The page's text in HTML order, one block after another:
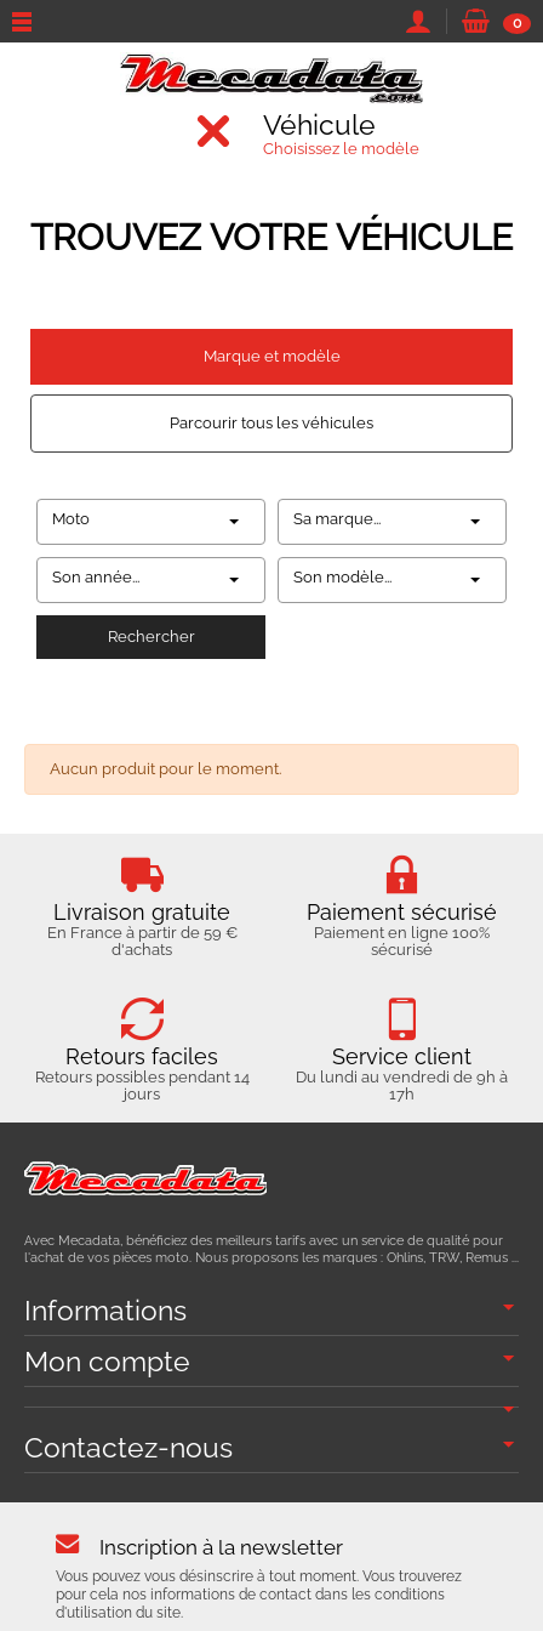
0
Véhicule
Choisissez le modèle
TROUVEZ VOTRE VÉHICULE
Marque et modèle
Parcourir tous les véhicules
Moto Sa marque...
Son année... Son modèle...
Rechercher
Aucun produit pour le moment.
Livraison gratuite
En France à partir de 59 €
d'achats
Paiement sécurisé
Paiement en ligne 100%
sécurisé
Retours faciles
Retours possibles pendant 14
jours
Service client
Du lundi au vendredi de 9h à
17h
Avec Mecadata, bénéficiez des meilleurs tarifs avec un service de qualité pour
l'achat de vos pièces moto. Nous proposons les marques : Ohlins, TRW, Remus ...
Informations
Mon compte
Contactez-nous
Inscription à la newsletter
Vous pouvez vous désinscrire à tout moment. Vous trouverez
pour cela nos informations de contact dans les conditions
d'utilisation du site.